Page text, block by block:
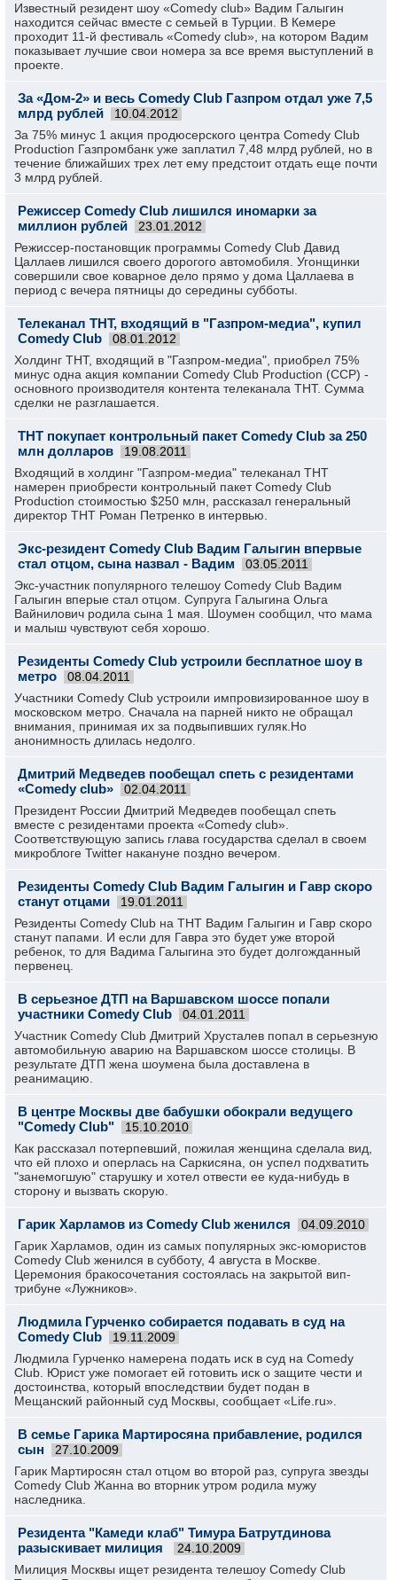
Известный резидент шоу «Comedy club» Вадим Галыгин
находится сейчас вместе с семьей в Турции. В Кемере
проходит 11-й фестиваль «Comedy club», на котором Вадим
показывает лучшие свои номера за все время выступлений в
проекте.
За «Дом-2» и весь Comedy Club Газпром отдал уже 7,5
млрд рублей
10.04.2012
За 75% минус 1 акция продюсерского центра Comedy Club
Production Газпромбанк уже заплатил 7,48 млрд рублей, но в
течение ближайших трех лет ему предстоит отдать еще почти
3 млрд рублей.
Режиссер Comedy Club лишился иномарки за
миллион рублей
23.01.2012
Режиссер-постановщик программы Comedy Club Давид
Цаллаев лишился своего дорогого автомобиля. Угонщинки
совершили свое коварное дело прямо у дома Цаллаева в
период с вечера пятницы до середины субботы.
Телеканал ТНТ, входящий в "Газпром-медиа", купил
Comedy Club
08.01.2012
Холдинг ТНТ, входящий в "Газпром-медиа", приобрел 75%
минус одна акция компании Comedy Club Production (CCP) -
основного производителя контента телеканала ТНТ. Сумма
сделки не разглашается.
ТНТ покупает контрольный пакет Comedy Club за 250
млн долларов
19.08.2011
Входящий в холдинг "Газпром-медиа" телеканал ТНТ
намерен приобрести контрольный пакет Comedy Club
Production стоимостью $250 млн, рассказал генеральный
директор ТНТ Роман Петренко в интервью.
Экс-резидент Comedy Club Вадим Галыгин впервые
стал отцом, сына назвал - Вадим
03.05.2011
Экс-участник популярного телешоу Comedy Club Вадим
Галыгин вперые стал отцом. Супруга Галыгина Ольга
Вайнилович родила сына 1 мая. Шоумен сообщил, что мама
и малыш чувствуют себя хорошо.
Резиденты Comedy Club устроили бесплатное шоу в
метро
08.04.2011
Участники Comedy Club устроили импровизированное шоу в
московском метро. Сначала на парней никто не обращал
внимания, принимая их за подвыпивших гуляк.Но
анонимность длилась недолго.
Дмитрий Медведев пообещал спеть с резидентами
«Comedy club»
02.04.2011
Президент России Дмитрий Медведев пообещал спеть
вместе с резидентами проекта «Comedy club».
Соответствующую запись глава государства сделал в своем
микроблоге Twitter накануне поздно вечером.
Резиденты Comedy Club Вадим Галыгин и Гавр скоро
станут отцами
19.01.2011
Резиденты Comedy Club на ТНТ Вадим Галыгин и Гавр скоро
станут папами. И если для Гавра это будет уже второй
ребенок, то для Вадима Галыгина это будет долгожданный
первенец.
В серьезное ДТП на Варшавском шоссе попали
участники Comedy Club
04.01.2011
Участник Comedy Club Дмитрий Хрусталев попал в серьезную
автомобильную аварию на Варшавском шоссе столицы. В
результате ДТП жена шоумена была доставлена в
реанимацию.
В центре Москвы две бабушки обокрали ведущего
"Comedy Club"
15.10.2010
Как рассказал потерпевший, пожилая женщина сделала вид,
что ей плохо и оперлась на Саркисяна, он успел подхватить
"занемогшую" старушку и хотел отвести ее куда-нибудь в
сторону и вызвать скорую.
Гарик Харламов из Comedy Club женился 04.09.2010
Гарик Харламов, один из самых популярных экс-юмористов
Comedy Club женился в субботу, 4 августа в Москве.
Церемония бракосочетания состоялась на закрытой вип-
трибуне «Лужников».
Людмила Гурченко собирается подавать в суд на
Comedy Club
19.11.2009
Людмила Гурченко намерена подать иск в суд на Comedy
Club. Юрист уже помогает ей готовить иск о защите чести и
достоинства, который впоследствии будет подан в
Мещанский районный суд Москвы, сообщает «Life.ru».
В семье Гарика Мартиросяна прибавление, родился
сын
27.10.2009
Гарик Мартиросян стал отцом во второй раз, супруга звезды
Comedy Club Жанна во вторник утром родила мужу
наследника.
Резидента "Камеди клаб" Тимура Батрутдинова
разыскивает милиция
24.10.2009
Милиция Москвы ищет резидента телешоу Comedy Club